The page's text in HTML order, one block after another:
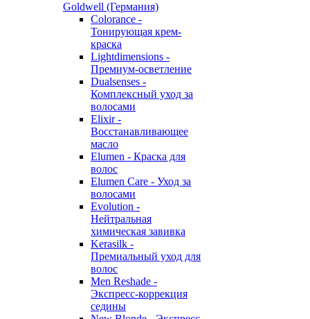
Goldwell (Германия)
Colorance -
Тонирующая крем-
краска
Lightdimensions -
Премиум-осветление
Dualsenses -
Комплексный уход за
волосами
Elixir -
Восстанавливающее
масло
Elumen - Краска для
волос
Elumen Care - Уход за
волосами
Evolution -
Нейтральная
химическая завивка
Kerasilk -
Премиальный уход для
волос
Men Reshade -
Экспресс-коррекция
седины